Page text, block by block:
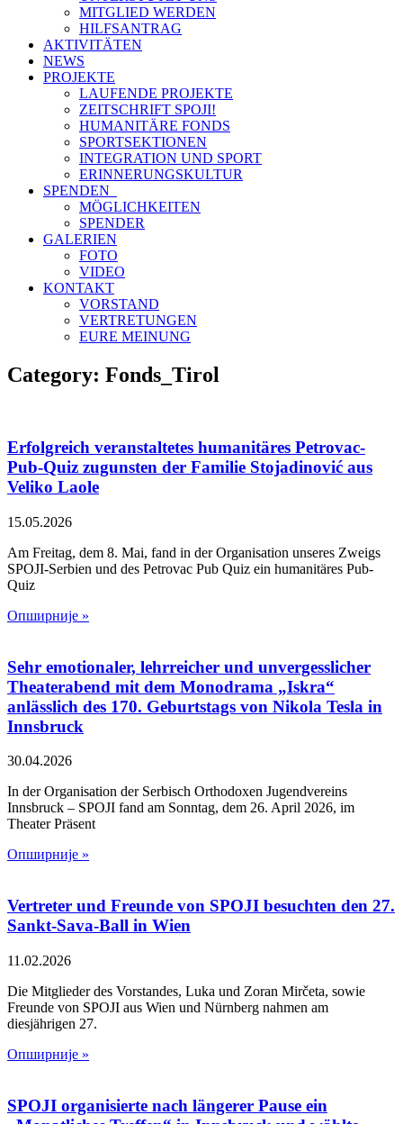
MITGLIED WERDEN
HILFSANTRAG
AKTIVITÄTEN
NEWS
PROJEKTE
LAUFENDE PROJEKTE
ZEITSCHRIFT SPOJI!
HUMANITÄRE FONDS
SPORTSEKTIONEN
INTEGRATION UND SPORT
ERINNERUNGSKULTUR
SPENDEN
MÖGLICHKEITEN
SPENDER
GALERIEN
FOTO
VIDEO
KONTAKT
VORSTAND
VERTRETUNGEN
EURE MEINUNG
Category: Fonds_Tirol
Erfolgreich veranstaltetes humanitäres Petrovac-
Pub-Quiz zugunsten der Familie Stojadinović aus
Veliko Laole
15.05.2026
Am Freitag, dem 8. Mai, fand in der Organisation unseres Zweigs
SPOJI-Serbien und des Petrovac Pub Quiz ein humanitäres Pub-
Quiz
Опширније »
Sehr emotionaler, lehrreicher und unvergesslicher
Theaterabend mit dem Monodrama „Iskra“
anlässlich des 170. Geburtstags von Nikola Tesla in
Innsbruck
30.04.2026
In der Organisation der Serbisch Orthodoxen Jugendvereins
Innsbruck – SPOJI fand am Sonntag, dem 26. April 2026, im
Theater Präsent
Опширније »
Vertreter und Freunde von SPOJI besuchten den 27.
Sankt-Sava-Ball in Wien
11.02.2026
Die Mitglieder des Vorstandes, Luka und Zoran Mirčeta, sowie
Freunde von SPOJI aus Wien und Nürnberg nahmen am
diesjährigen 27.
Опширније »
SPOJI organisierte nach längerer Pause ein